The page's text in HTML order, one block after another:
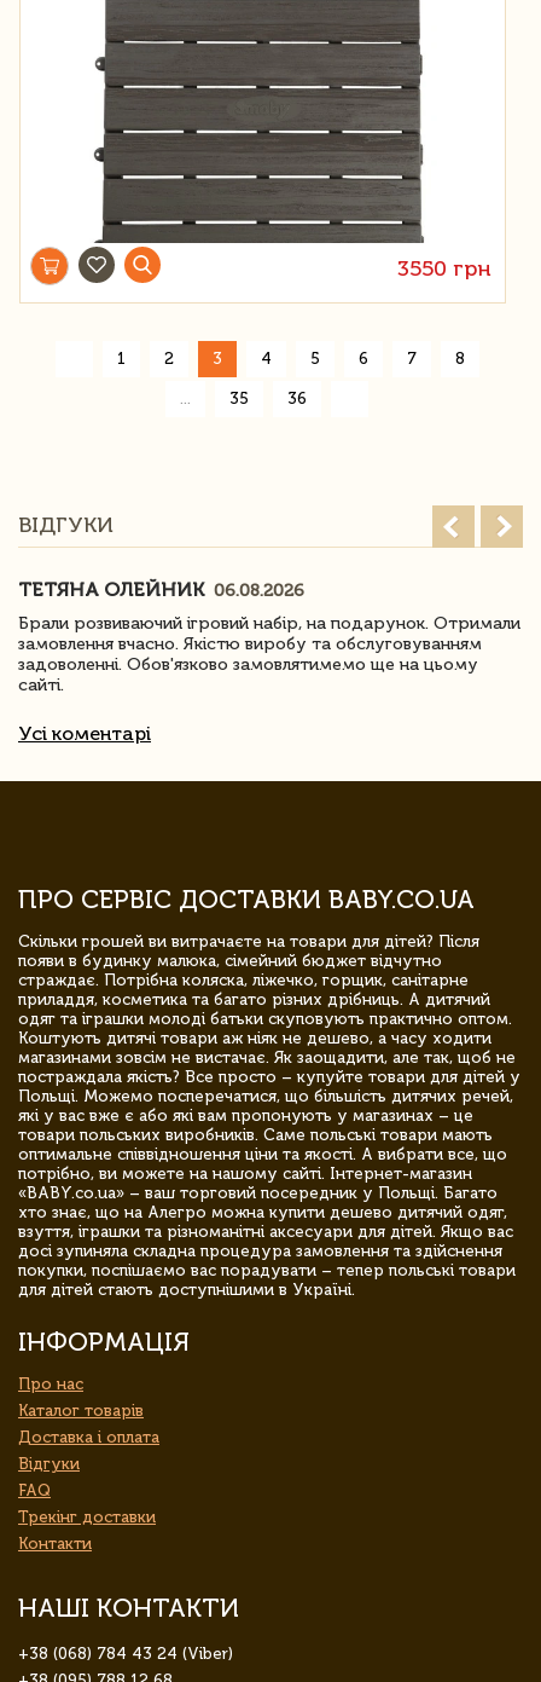
3550 грн
1 2 3 4 5 6 7 8
35 36
ВІДГУКИ
ТЕТЯНА ОЛЕЙНИК 06.08.2026
Брали розвиваючий ігровий набір, на подарунок. Отримали
замовлення вчасно. Якістю виробу та обслуговуванням
задоволенні. Обов'язково замовлятимемо ще на цьому
сайті.
Усі коментарі
ПРО СЕРВІС ДОСТАВКИ BABY.CO.UA
Скільки грошей ви витрачаєте на товари для дітей? Після
появи в будинку малюка, сімейний бюджет відчутно
страждає. Потрібна коляска, ліжечко, горщик, санітарне
приладдя, косметика та багато різних дрібниць. А дитячий
одяг та іграшки молоді батьки скуповують практично оптом.
Коштують дитячі товари аж ніяк не дешево, а часу ходити
магазинами зовсім не вистачає. Як заощадити, але так, щоб не
постраждала якість? Все просто – купуйте товари для дітей у
Польщі. Можемо посперечатися, що більшість дитячих речей,
які у вас вже є або які вам пропонують у магазинах – це
товари польських виробників. Саме польські товари мають
оптимальне співвідношення ціни та якості. А вибрати все, що
потрібно, ви можете на нашому сайті. Інтернет-магазин
«BABY.co.ua» – ваш торговий посередник у Польщі. Багато
хто знає, що на Алегро можна купити дешево дитячий одяг,
взуття, іграшки та різноманітні аксесуари для дітей. Якщо вас
досі зупиняла складна процедура замовлення та здійснення
покупки, поспішаємо вас порадувати – тепер польські товари
для дітей стають доступнішими в Україні.
ІНФОРМАЦІЯ
Про нас
Каталог товарів
Доставка і оплата
Відгуки
FAQ
Трекінг доставки
Контакти
НАШІ КОНТАКТИ
+38 (068) 784 43 24 (Viber)